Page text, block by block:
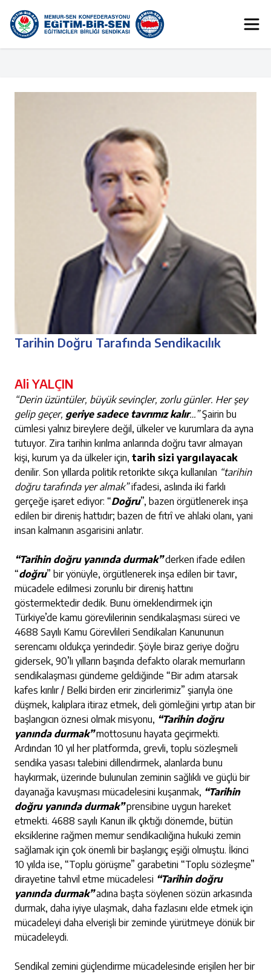
Tarihin Doğru Tarafında Sendikacılık
Ali YALÇIN
“Derin üzüntüler, büyük sevinçler, zorlu günler. Her şey
gelip geçer, geriye sadece tavrımız kalır…”Şairin bu
cümlesi yalnız bireylere değil, ülkeler ve kurumlara da ayna
tutuyor. Zira tarihin kırılma anlarında doğru tavır almayan
kişi, kurum ya da ülkeler için, tarih sizi yargılayacak
denilir. Son yıllarda politik retorikte sıkça kullanılan “tarihin
doğru tarafında yer almak”ifadesi, aslında iki farklı
gerçeğe işaret ediyor: “Doğru”, bazen örgütlenerek inşa
edilen bir direniş hattıdır; bazen de fıtrî ve ahlaki olanı, yani
insan kalmanın asgarisini anlatır.
“Tarihin doğru yanında durmak”derken ifade edilen
“doğru” bir yönüyle, örgütlenerek inşa edilen bir tavır,
mücadele edilmesi zorunlu bir direniş hattını
göstermektedir dedik. Bunu örneklendirmek için
Türkiye’de kamu görevlilerinin sendikalaşması süreci ve
4688 Sayılı Kamu Görevlileri Sendikaları Kanununun
serencamı oldukça yerindedir. Şöyle biraz geriye doğru
gidersek, 90’lı yılların başında defakto olarak memurların
sendikalaşması gündeme geldiğinde “Bir adım atarsak
kafes kırılır / Belki birden erir zincirlerimiz” şiarıyla öne
düşmek, kalıplara itiraz etmek, deli gömleğini yırtıp atan bir
başlangıcın öznesi olmak misyonu, “Tarihin doğru
yanında durmak”mottosunu hayata geçirmekti.
Ardından 10 yıl her platformda, grevli, toplu sözleşmeli
sendika yasası talebini dillendirmek, alanlarda bunu
haykırmak, üzerinde bulunulan zeminin sağlıklı ve güçlü bir
dayanağa kavuşması mücadelesini kuşanmak, “Tarihin
doğru yanında durmak”prensibine uygun hareket
etmekti. 4688 sayılı Kanun ilk çıktığı dönemde, bütün
eksiklerine rağmen memur sendikacılığına hukuki zemin
sağlamak için çok önemli bir başlangıç eşiği olmuştu. İkinci
10 yılda ise, “Toplu görüşme” garabetini “Toplu sözleşme”
dirayetine tahvil etme mücadelesi “Tarihin doğru
yanında durmak”adına başta söylenen sözün arkasında
durmak, daha iyiye ulaşmak, daha fazlasını elde etmek için
mücadeleyi daha elverişli bir zeminde yürütmeye dönük bir
mücadeleydi.
Sendikal zemini güçlendirme mücadelesinde erişilen her bir